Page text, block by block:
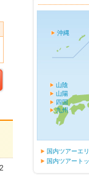
山陰
山陽
四国
九州
沖縄
国内ツアーエ
国内ツアート